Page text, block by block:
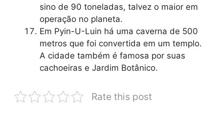
sino de 90 toneladas, talvez o maior em
operação no planeta.
Em Pyin-U-Luin há uma caverna de 500
metros que foi convertida em um templo.
A cidade também é famosa por suas
cachoeiras e Jardim Botânico.
Rate this post